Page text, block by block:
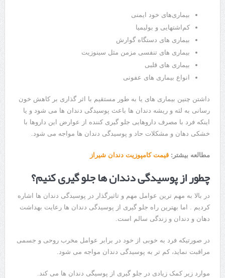
بیماری‌های خود ایمنی
کم‌اشتهایی و بولیمیا
بیماری های دستگاه گوارش
بیماری های تنفسی مزمن مثل سینوزیت
بیماری های قلبی
انواع بیماری های عفونی
داشتن چنین بیماری های یا به طور مستقیم با اثر گذاری بر کاهش خون
رسانی به لثه و ریشه دندان ها باعث پوسیدگی دندان ها می شود و یا
اینکه فرد با مصرف داروهایی جلو گیری کننده از عوارض این داروها با
خشکی دهان و مشکلات حاد و پوسیدگی دندان ها مواجه می شود.
مطالعه بیشتر: قیمت کامپوزیت دندان شیراز
چطور از پوسیدگی دندان ها جلو گیری کنیم؟
در بالا به مهم ترین عوامل مهم و تاثیرگذار در پوسیدگی دندان ها اشاره
کردیم . اما بهترین راه جلو گیری از پوسیدگی دندان ها رعایت بهداشت
دهان و دندان و زندگی سالم است.
در صورتیکه فرد به خوبی از خود در برابر عوامل مخرب روحی و جسمی
مراقبت نماید، کم تر به پوسیدگی دندان مواجه می شود.
موارد زیر کمک زیادی در جلو گیری از پوسیگی دندان ها می کند.